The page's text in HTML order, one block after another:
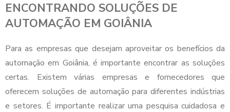
ENCONTRANDO SOLUÇÕES DE
AUTOMAÇÃO EM GOIÂNIA
Para as empresas que desejam aproveitar os benefícios da
automação em Goiânia, é importante encontrar as soluções
certas. Existem várias empresas e fornecedores que
oferecem soluções de automação para diferentes indústrias
e setores. É importante realizar uma pesquisa cuidadosa e